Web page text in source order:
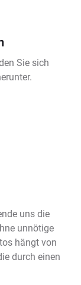
Sie sich
uns die
unnötige
hängt von
durch einen